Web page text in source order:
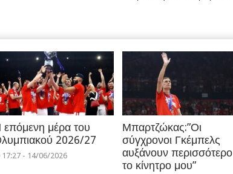
επόμενη μέρα του
2026/27
17:27 - 14/06/2026
Μπαρτζώκας:”Οι
σύγχρονοι Γκέμπελς
αυξάνουν περισσότερο
το κίνητρο μου”